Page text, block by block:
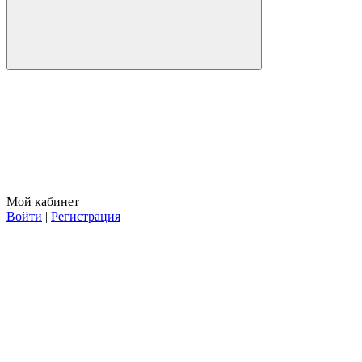
Мой кабинет
Войти | Регистрация